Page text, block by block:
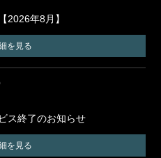
2026年8月】
を見る
ス終了のお知らせ
を見る